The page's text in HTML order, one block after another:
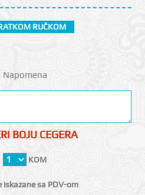
RUČKOM
Napomena
BOJU CEGERA
KOM
iskazane sa PDV-om